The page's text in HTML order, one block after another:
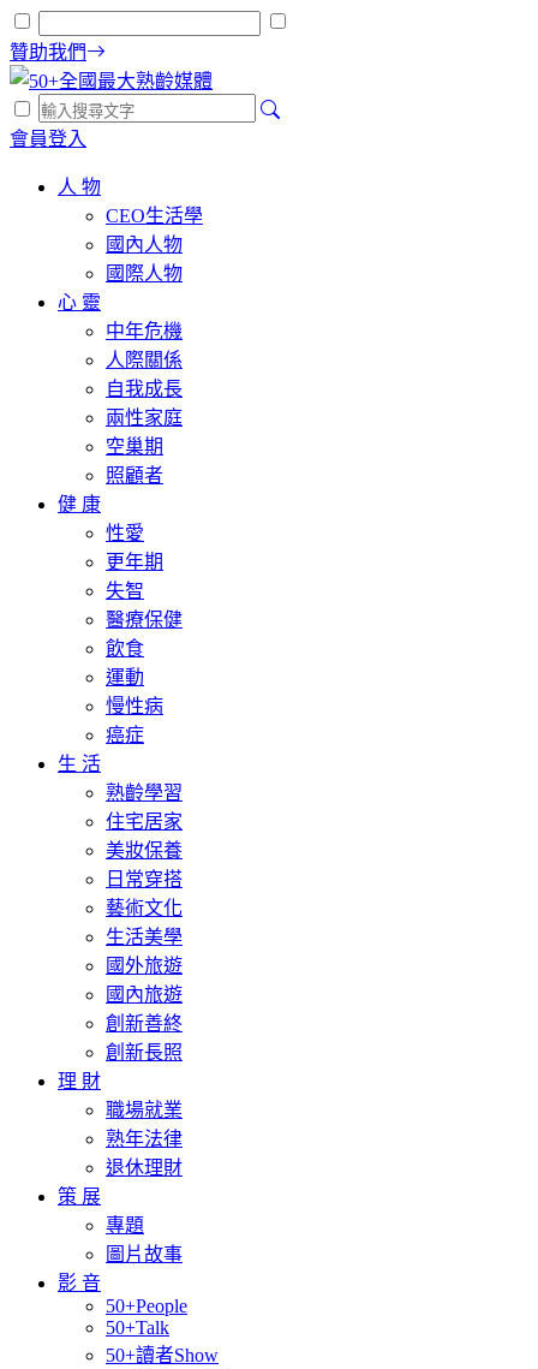
贊助我們
會員登入
人 物
CEO生活學
國內人物
國際人物
心 靈
中年危機
人際關係
自我成長
兩性家庭
空巢期
照顧者
健 康
性愛
更年期
失智
醫療保健
飲食
運動
慢性病
癌症
生 活
熟齡學習
住宅居家
美妝保養
日常穿搭
藝術文化
生活美學
國外旅遊
國內旅遊
創新善終
創新長照
理 財
職場就業
熟年法律
退休理財
策 展
專題
圖片故事
影 音
50+People
50+Talk
50+讀者Show